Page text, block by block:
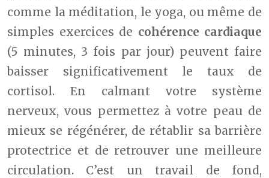
comme la méditation, le yoga, ou même de
simples exercices de cohérence cardiaque
(5 minutes, 3 fois par jour) peuvent faire
baisser significativement le taux de
cortisol. En calmant votre système
nerveux, vous permettez à votre peau de
mieux se régénérer, de rétablir sa barrière
protectrice et de retrouver une meilleure
circulation. C’est un travail de fond,